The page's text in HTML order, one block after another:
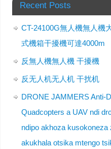
Recent Posts
CT-24100G無人機無人機
式機箱干擾機可達4000m
反無人機無人機 干擾機
反无人机无人机 干扰机
DRONE JAMMERS Anti-
Quadcopters a UAV ndi
ndipo akhoza
akukhala otsika mtengo